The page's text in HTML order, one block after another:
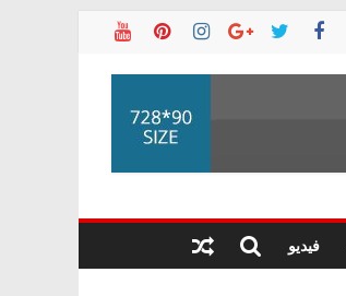
فيديو